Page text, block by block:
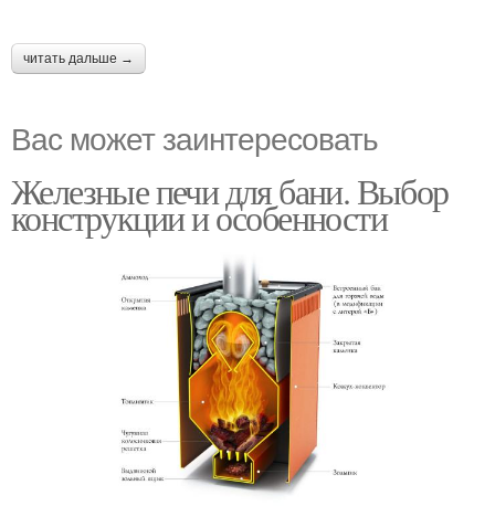
читать дальше →
Вас может заинтересовать
Железные печи для бани. Выбор
конструкции и особенности